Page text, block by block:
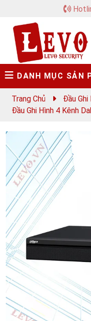
DANH MỤC SẢN
Trang Chủ
Đầu Ghi
Đầu Ghi Hình 4 Kênh